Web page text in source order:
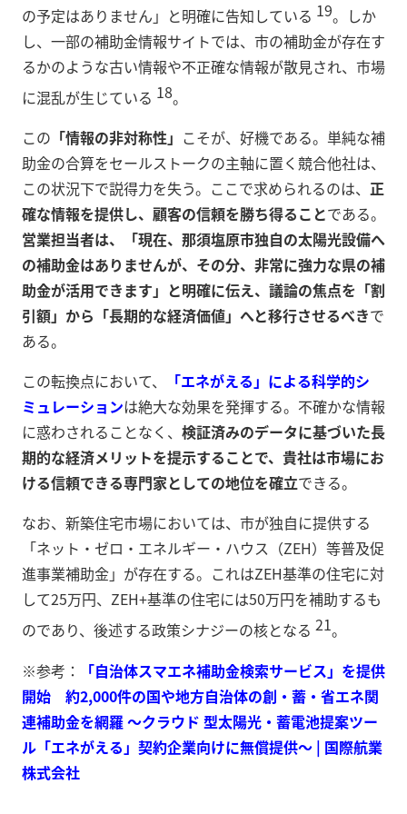
の予定はありません」と明確に告知している 19。しか
し、一部の補助金情報サイトでは、市の補助金が存在す
るかのような古い情報や不正確な情報が散見され、市場
に混乱が生じている 18。
この 「情報の非対称性」 こそが、好機である。単純な補
助金の合算をセールストークの主軸に置く競合他社は、
この状況下で説得力を失う。ここで求められるのは、 正
確な情報を提供し、顧客の信頼を勝ち得ることである。
営業担当者は、「現在、那須塩原市独自の太陽光設備へ
の補助金はありませんが、その分、非常に強力な県の補
助金が活用できます」と明確に伝え、議論の焦点を「割
引額」から「長期的な経済価値」へと移行させるべきで
ある。
この転換点において、
「エネがえる」による科学的シ
ミュレーションは絶大な効果を発揮する。不確かな情報
に惑わされることなく、 検証済みのデータに基づいた長
期的な経済メリットを提示することで、貴社は市場にお
ける信頼できる専門家としての地位を確立できる。
なお、新築住宅市場においては、市が独自に提供する
「ネット・ゼロ・エネルギー・ハウス（ZEH）等普及促
進事業補助金」が存在する。これはZEH基準の住宅に対
して25万円、ZEH+基準の住宅には50万円を補助するも
のであり、後述する政策シナジーの核となる 21。
※参考：
「自治体スマエネ補助金検索サービス」を提供
開始 約2,000件の国や地方自治体の創・蓄・省エネ関
連補助金を網羅 ～クラウド 型太陽光・蓄電池提案ツー
ル「エネがえる」契約企業向けに無償提供～ | 国際航業
株式会社